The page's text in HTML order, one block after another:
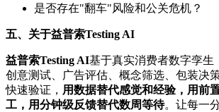
是否存在"翻车"风险和公关危机？
五、关于益普索Testing AI
益普索Testing AI基于真实消费者数字孪生
创意测试、广告评估、概念筛选、包装决
快速验证， 用数据替代感觉和经验，用前
工，用分钟级反馈替代数周等待。让每一